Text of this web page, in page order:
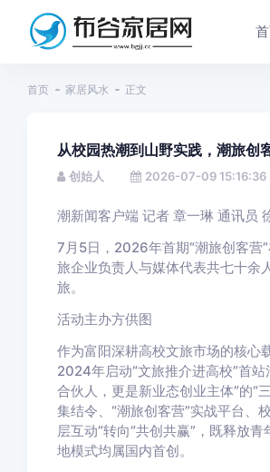
首页 家居风水 正文
从校园热潮到山野实践，潮旅创
创始人 2026-07-09 15:16:36
潮新闻客户端 记者 章一琳 通讯员
7月5日，2026年首期“潮旅创客营
旅企业负责人与媒体代表共七十余
旅。
活动主办方供图
作为富阳深耕高校文旅市场的核心
2024年启动“文旅推介进高校”首
合伙人，更是新业态创业主体”的“
集结令、“潮旅创客营”实战平台、
层互动”转向“共创共赢”，既释放
地模式均属国内首创。